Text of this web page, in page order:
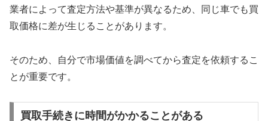
業者によって査定方法や基準が異なるため、同じ車でも買
取価格に差が生じることがあります。
そのため、自分で市場価値を調べてから査定を依頼するこ
とが重要です。
買取手続きに時間がかかることがある